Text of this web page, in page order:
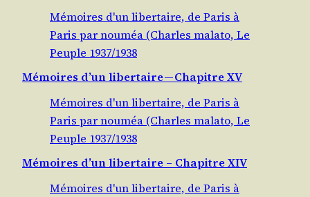
Mémoires d'un libertaire, de Paris à
Paris par nouméa (Charles malato, Le
Peuple 1937/1938
Mémoires d’un libertaire — Chapitre XV
Mémoires d'un libertaire, de Paris à
Paris par nouméa (Charles malato, Le
Peuple 1937/1938
Mémoires d’un libertaire – Chapitre XIV
Mémoires d'un libertaire, de Paris à